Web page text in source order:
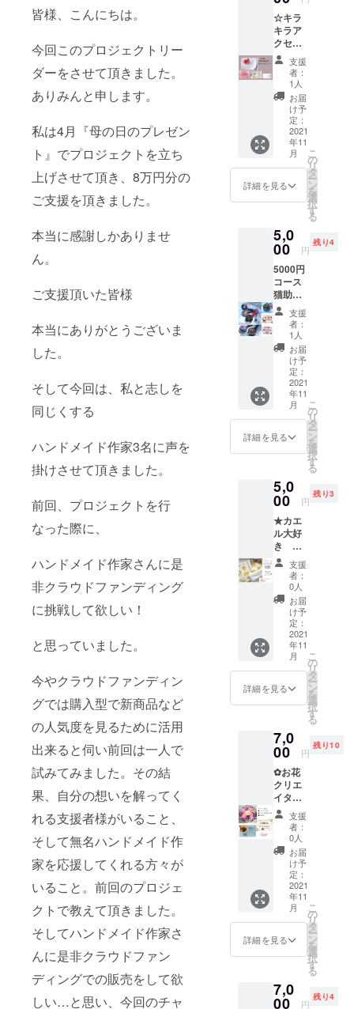
皆様、こんにちは。
今回このプロジェクトリー
ダーをさせて頂きました。
ありみんと申します。
私は4月『母の日のプレゼン
ト』でプロジェクトを立ち
上げさせて頂き、8万円分の
ご支援を頂きました。
本当に感謝しかありませ
ん。
ご支援頂いた皆様
本当にありがとうございま
した。
そして今回は、私と志しを
同じくする
ハンドメイド作家3名に声を
掛けさせて頂きました。
前回、プロジェクトを行
なった際に、
ハンドメイド作家さんに是
非クラウドファンディング
に挑戦して欲しい！
と思っていました。
今やクラウドファンディン
グでは購入型で新商品など
の人気度を見るために活用
出来ると伺い前回は一人で
試みてみました。その結
果、自分の想いを解ってく
れる支援者様がいること、
そして無名ハンドメイド作
家を応援してくれる方々が
いること。前回のプロジェ
クトで教えて頂きました。
そしてハンドメイド作家さ
んに是非クラウドファン
ディングでの販売をして欲
しい…と思い、今回のチャ
す） 消
費税:込
み 配送
料金:込
み 配送
方法:ク
リック
ポスト
(日本郵
便) 配送
予定
日:11月
次配送
開始閉
なエネ
ルギー
に変え
る効果
がある
とされ
ますの
で、ス
トレス
でイラ
イラし
ている
人や他
人の影
もおす
すめで
マタイ
ト5粒
ネック
レスワ
イヤー
アレル
ギーの
ある方
はご遠
慮くだ
さいま
せ。 消
み 送料
込み 発
便局レ
ター
パック
2011年
11月順
次発送
予定
ソーダ
グラス
に飾り
付け、
シリコ
ンオイ
ルを固
めた
『固ま
るハー
バリウ
ム』で
す。
テーブ
ルの上
なお食
事時間
ごし下
さい。
☆500円
お値引
き券(フ
ラワー
雑貨
Arimin
で3000
円以上
購入で
ご利用
頂けま
す) ☆お
後より
ご利用
ます。
☆飲食
店様、
各販売
店様、
商品に
ついて
のご相
談大歓
迎で
す。 高
さ:約
グラス
口直径:
込み 配
送料金:
込み 配
送方法:
宅急便
(ヤマト
運輸) 配
送予定
日:11月
より順
次配送
開始 ☆
日時指
定配送
ント欄
へ発送
前、ご
☆キラ
キラア
クセサ
リーは
な☆ リ
ターン
商品 本
物のお
花を
使った
ピアス
レジン
液を使
い形に
しまし
ステキ
です。
さら
に、ス
ワロフ
スキー
を使っ
ている
ので光
に反射
してキ
ラキラ
輝きま
す。
☆500円
お値引
き券
na.Rin
にて
以上購
入で500
円お値
引き ☆
お値引
き券は
商品到
着より
ご利用
できま
す。 使
用する
パー
ツ 材
大きさ2
センチ
ピアス
はチタ
ン使
用 (体
調によ
りアレ
ルギー
が出る
場合も
ありま
す。) ド
ライフ
ラワー
フス
キー ご
ルで拭
き取る
支援
者：
1人
お届
け予
定：
2021
年11
月
詳細を見る
こ
の
リ
タ
ー
ン
を
選
択
す
る
5,0
00 円
残り4
5000円
コース
猫助工
房ねこ
すけ リ
ターン
商品
☆happ
catcher
オルゴ
ナイト2
個(ラン
ダム)
happy
catcher
ナイ
ト"矢じ
り"1個
☆500円
お値引
き券 (メ
ルカリ
で3000
円以上
購入で
ご利用
頂けま
税込み
配送料
金:込み
配送方
送予定
日:11月
次配送
予定
happy
catcher
はねこ
すけの
オリジ
ナル作
品です
原型か
ら型取
り成型
まで全
てオリ
catcher
とオル
支援
者：
1人
お届
け予
定：
2021
年11
月
詳細を見る
こ
の
リ
タ
ー
ン
を
選
択
す
る
5,0
00 円
残り3
★カエ
ル大好
き ひ
ろ★ リ
ターン
商品 ☆
お礼状
☆あず
きカイ
ロ本体
とカ
バーの
セット
（2サイ
ズ） あ
は、繰
り返し
温めた
り冷や
したり
してつ
かえる
あずき
の入っ
たエコ
なカイ
ロで
す。あ
たため
るとあ
ずきか
ら蒸気
しっと
りじわ
支援
者：
0人
お届
け予
定：
2021
年11
月
詳細を見る
こ
の
リ
タ
ー
ン
を
選
択
す
る
7,0
00 円
残り10
✿お花
クリエ
イター
ありみ
ん✿ リ
ターン
商品 ☆
フラ
ワー
Box 箱
の中に
様々な
お花を
飾り付
けた、
商品で
す。ご
支援
者：
0人
お届
け予
定：
2021
年11
月
詳細を見る
こ
の
リ
タ
ー
ン
を
選
択
す
る
7,0
00 円
残り4